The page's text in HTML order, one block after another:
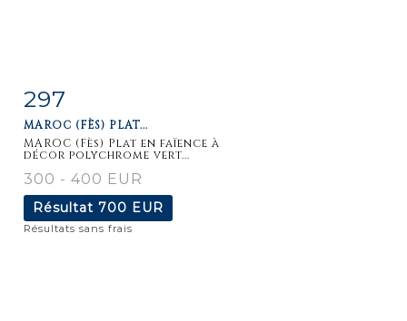
Fiche
détaillée
297
MAROC (FÈS) PLAT...
MAROC (Fès) Plat en faïence à
décor polychrome vert...
300 - 400 EUR
Résultat 700 EUR
Résultats sans frais